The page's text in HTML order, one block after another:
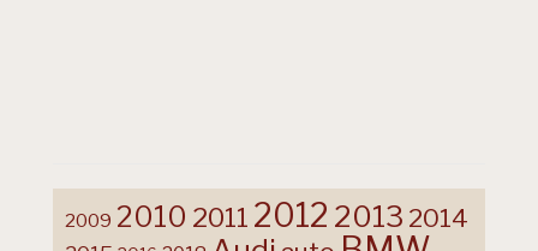
2009 2010 2011 2012 2013 2014